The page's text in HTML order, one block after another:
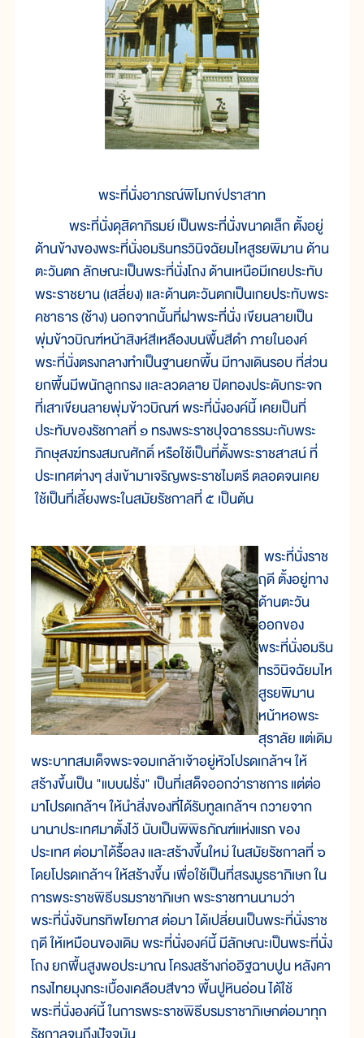
พระที่นั่งอาภรณ์พิโมกข์ปราสาท
พระที่นั่งดุสิดาภิรมย์ เป็นพระที่นั่งขนาดเล็ก ตั้งอยู่
ด้านข้างของพระที่นั่งอมรินทรวินิจฉัยมไหสูรยพิมาน ด้าน
ตะวันตก ลักษณะเป็นพระที่นั่งโถง ด้านเหนือมีเกยประทับ
พระราชยาน (เสลี่ยง) และด้านตะวันตกเป็นเกยประทับพระ
คชาธาร (ช้าง) นอกจากนั้นที่ฝาพระที่นั่ง เขียนลายเป็น
พุ่มข้าวบิณฑ์หน้าสิงห์สีเหลืองบนพื้นสีดำ ภายในองค์
พระที่นั่งตรงกลางทำเป็นฐานยกพื้น มีทางเดินรอบ ที่ส่วน
ยกพื้นมีพนักลูกกรง และลวดลาย ปิดทองประดับกระจก
ที่เสาเขียนลายพุ่มข้าวบิณฑ์ พระที่นั่งองค์นี้ เคยเป็นที่
ประทับของรัชกาลที่ ๑ ทรงพระราชปุจฉาธรรมะกับพระ
ภิกษุสงฆ์ทรงสมณศักดิ์ หรือใช้เป็นที่ตั้งพระราชสาสน์ ที่
ประเทศต่างๆ ส่งเข้ามาเจริญพระราชไมตรี ตลอดจนเคย
ใช้เป็นที่เลี้ยงพระในสมัยรัชกาลที่ ๕ เป็นต้น
พระที่นั่งราช
ฤดี ตั้งอยู่ทาง
ด้านตะวัน
ออกของ
พระที่นั่งอมริน
ทรวินิจฉัยมไห
สูรยพิมาน
หน้าหอพระ
สุราลัย แต่เดิม
พระบาทสมเด็จพระจอมเกล้าเจ้าอยู่หัวโปรดเกล้าฯ ให้
สร้างขึ้นเป็น "แบบฝรั่ง" เป็นที่เสด็จออกว่าราชการ แต่ต่อ
มาโปรดเกล้าฯ ให้นำสิ่งของที่ได้รับทูลเกล้าฯ ถวายจาก
นานาประเทศมาตั้งไว้ นับเป็นพิพิธภัณฑ์แห่งแรก ของ
ประเทศ ต่อมาได้รื้อลง และสร้างขึ้นใหม่ ในสมัยรัชกาลที่ ๖
โดยโปรดเกล้าฯ ให้สร้างขึ้น เพื่อใช้เป็นที่สรงมูรธาภิเษก ใน
การพระราชพิธีบรมราชาภิเษก พระราชทานนามว่า
พระที่นั่งจันทรทิพโยภาส ต่อมา ได้เปลี่ยนเป็นพระที่นั่งราช
ฤดี ให้เหมือนของเดิม พระที่นั่งองค์นี้ มีลักษณะเป็นพระที่นั่ง
โถง ยกพื้นสูงพอประมาณ โครงสร้างก่ออิฐฉาบปูน หลังคา
ทรงไทยมุงกระเบื้องเคลือบสีขาว พื้นปูหินอ่อน ได้ใช้
พระที่นั่งองค์นี้ ในการพระราชพิธีบรมราชาภิเษกต่อมาทุก